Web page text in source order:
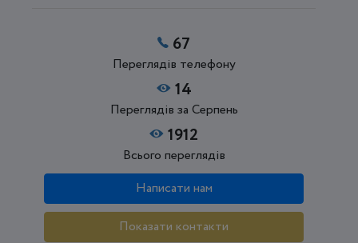
67
Переглядів телефону
14
Переглядів за Серпень
1912
Всього переглядів
Написати нам
Показати контакти